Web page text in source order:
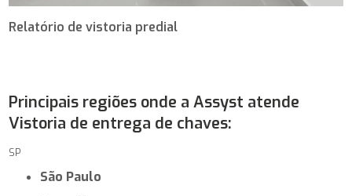
Relatório de vistoria predial
Principais regiões onde a Assyst atende
Vistoria de entrega de chaves:
SP
São Paulo